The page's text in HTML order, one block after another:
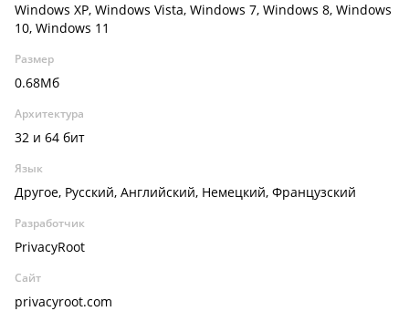
Windows XP, Windows Vista, Windows 7, Windows 8, Windows
10, Windows 11
Размер
0.68Мб
Архитектура
32 и 64 бит
Язык
Другое, Русский, Английский, Немецкий, Французский
Разработчик
PrivacyRoot
Сайт
privacyroot.com